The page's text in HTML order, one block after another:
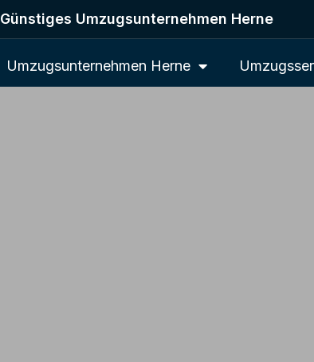
Günstiges Umzugsunternehmen Herne
Umzugsunternehmen Herne